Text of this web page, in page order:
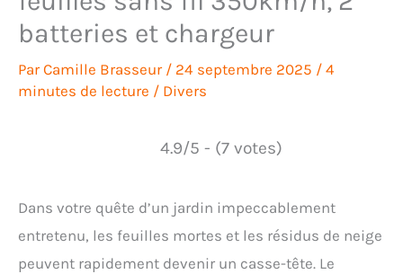
batteries et chargeur
ParCamille Brasseur / 24 septembre 2025 / 4
minutes de lecture / Divers
4.9/5 - (7 votes)
Dans votre quête d’un jardin impeccablement
entretenu, les feuilles mortes et les résidus de neige
peuvent rapidement devenir un casse-tête. Le